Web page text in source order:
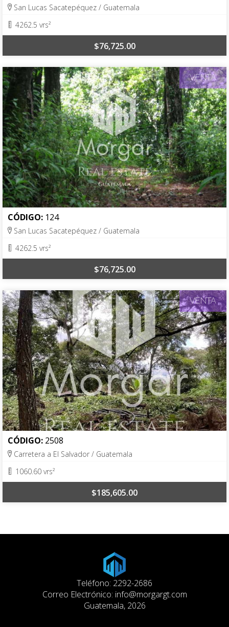
San Lucas Sacatepéquez / Guatemala
4262.5 vrs²
$76,725.00
CÓDIGO: 124
San Lucas Sacatepéquez / Guatemala
4262.5 vrs²
$76,725.00
VENTA
CÓDIGO: 2508
Carretera a El Salvador / Guatemala
1060.60 vrs²
$185,605.00
VENTA
Teléfono: 2292-2686
Correo Electrónico: info@morgargt.com
Guatemala, 2026